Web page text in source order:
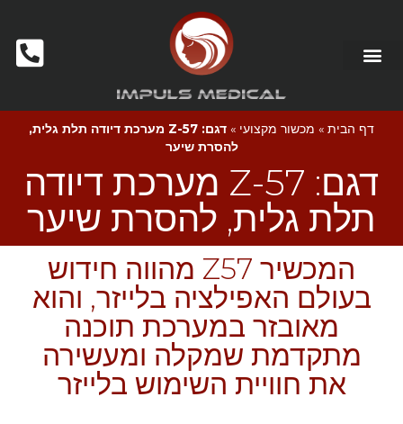
דף הבית » מכשור מקצועי »
דגם: 57-Z מערכת דיודה תלת גלית,
להסרת שיער
דגם: 57-Z מערכת דיודה
תלת גלית, להסרת שיער
המכשיר Z57 מהווה חידוש
בעולם האפילציה בלייזר, והוא
מאובזר במערכת תוכנה
מתקדמת שמקלה ומעשירה
את חוויית השימוש בלייזר